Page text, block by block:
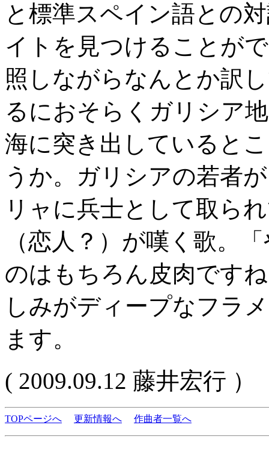
と標準スペイン語との
イトを見つけることが
照しながらなんとか訳
るにおそらくガリシア
海に突き出していると
うか。ガリシアの若者
リャに兵士として取ら
（恋人？）が嘆く歌。
のはもちろん皮肉です
しみがディープなフラ
ます。
( 2009.09.12 藤井宏行 ）
TOPページへ 更新情報へ 作曲者一覧へ